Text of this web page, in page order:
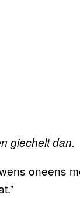
giechelt dan.
oneens